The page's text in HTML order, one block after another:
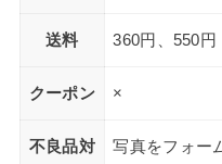
送料 360円、550円
クーポン ×
不良品対
写真をフォー